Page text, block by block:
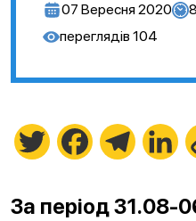
07 Вересня 2020 8
переглядів 104
Twitter FacebookTelegram
За період 31.08-